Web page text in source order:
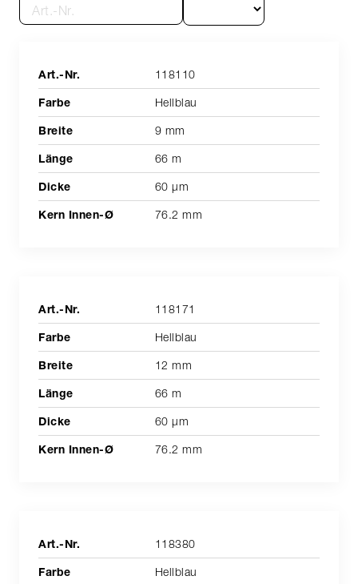
Art.-Nr.
118110
Hellblau
9 mm
66 m
60 µm
76.2 mm
118171
Hellblau
12 mm
66 m
60 µm
76.2 mm
118380
Hellblau